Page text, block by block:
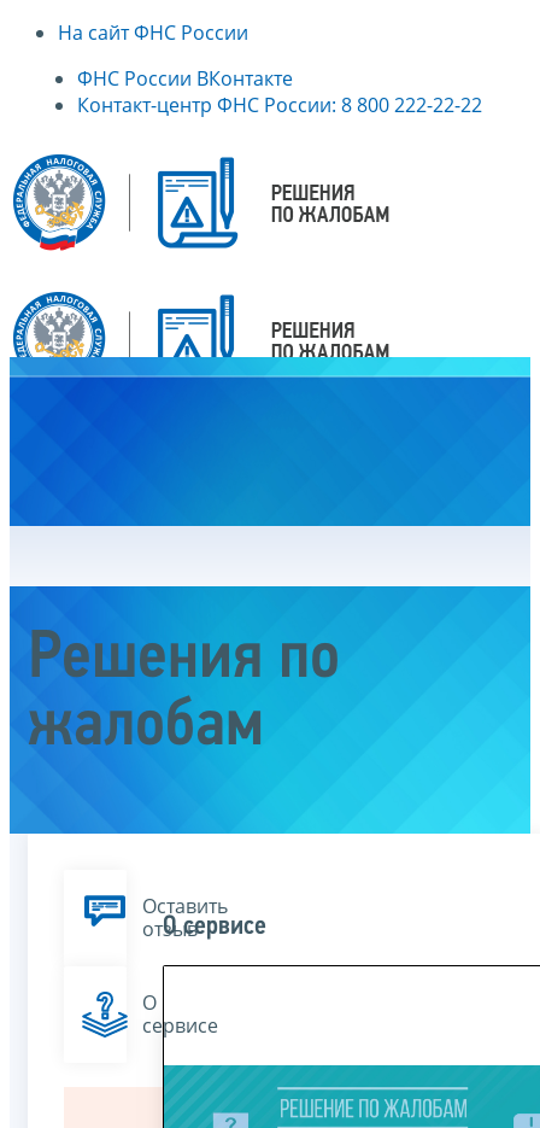
На сайт ФНС России
ФНС России ВКонтакте
Контакт-центр ФНС России: 8 800 222-22-22
Решения по
жалобам
Оставить
отзыв
О
сервисе
О сервисе